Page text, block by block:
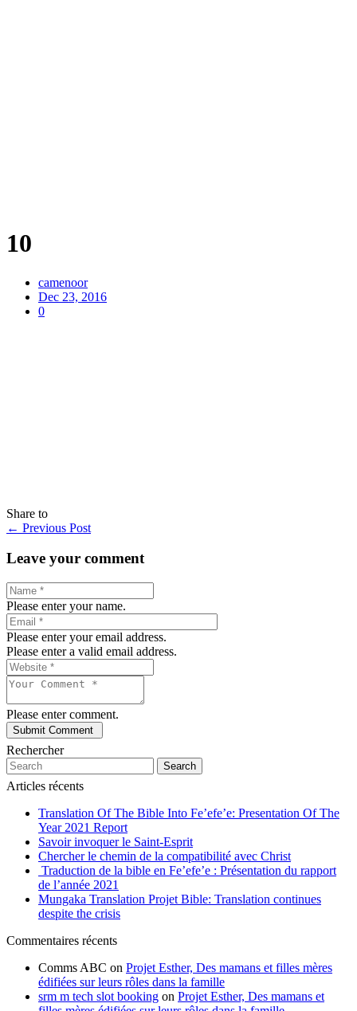
10
camenoor
Dec 23, 2016
0
Share to
← Previous Post
Leave your comment
Please enter your name.
Please enter your email address.
Please enter a valid email address.
Please enter comment.
Rechercher
Search
Articles récents
Translation Of The Bible Into Fe’efe’e: Presentation Of The
Year 2021 Report
Savoir invoquer le Saint-Esprit
Chercher le chemin de la compatibilité avec Christ
Traduction de la bible en Fe’efe’e : Présentation du rapport
de l’année 2021
Mungaka Translation Projet Bible: Translation continues
despite the crisis
Commentaires récents
Comms ABC on Projet Esther, Des mamans et filles mères
édifiées sur leurs rôles dans la famille
srm m tech slot booking on Projet Esther, Des mamans et